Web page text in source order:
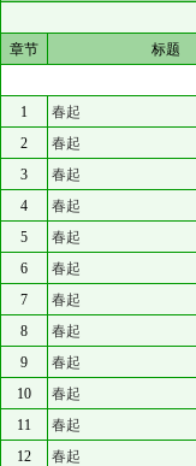
章节
标题
1 春起
2
春起
3
春起
4
春起
5
春起
6
春起
7
春起
8
春起
9
春起
10
春起
11
春起
12
春起